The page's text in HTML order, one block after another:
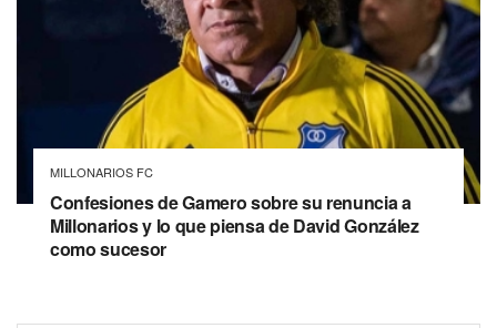
MILLONARIOS FC
Confesiones de Gamero sobre su renuncia a
Millonarios y lo que piensa de David González
como sucesor